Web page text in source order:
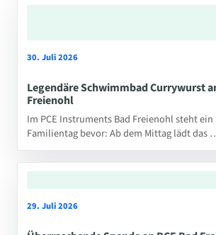
30. Juli 2026
Legendäre Schwimmbad Currywurst
Freienohl
Im PCE Instruments Bad Freienohl steht
Familientag bevor: Ab dem Mittag lädt das
29. Juli 2026